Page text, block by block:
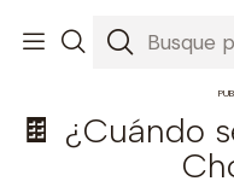
Inicio Blog 🍫
🍫 ¿Cuándo